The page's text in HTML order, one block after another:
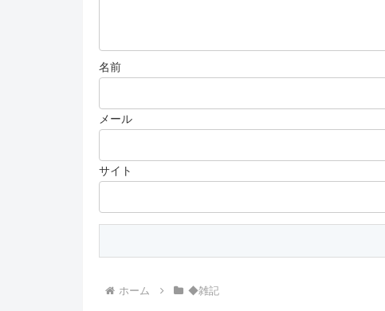
名前
メール
サイト
ホーム ◆雑記